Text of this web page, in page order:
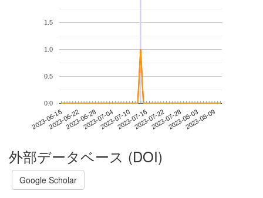
2023-06-162023-06-222023-06-282023-07-042023-07-102023-07-162023-07-222023-07-282023-08-032023-08-09
0.0
0.5
1.0
1.5
外部データベース (DOI)
Google Scholar